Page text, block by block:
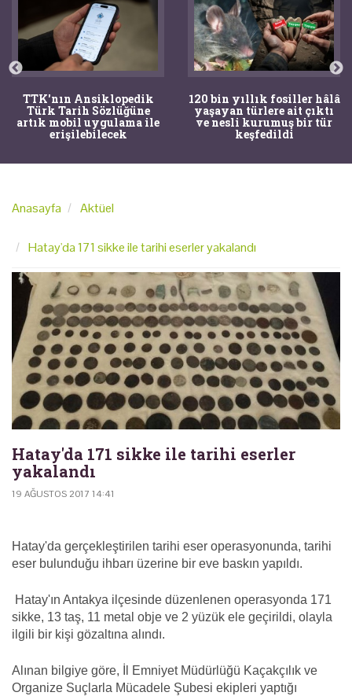
TTK'nın Ansiklopedik
Türk Tarih Sözlüğüne
artık mobil uygulama ile
erişilebilecek
120 bin yıllık fosiller hâlâ
yaşayan türlere ait çıktı
ve nesli kurumuş bir tür
keşfedildi
Anasayfa Aktüel
Hatay'da 171 sikke ile tarihi eserler yakalandı
Hatay'da 171 sikke ile tarihi eserler
yakalandı
19 AĞUSTOS 2017 14:41
Hatay'da gerçekleştirilen tarihi eser operasyonunda, tarihi
eser bulunduğu ihbarı üzerine bir eve baskın yapıldı.
Hatay'ın Antakya ilçesinde düzenlenen operasyonda 171
sikke, 13 taş, 11 metal obje ve 2 yüzük ele geçirildi, olayla
ilgili bir kişi gözaltına alındı.
Alınan bilgiye göre, İl Emniyet Müdürlüğü Kaçakçılık ve
Organize Suçlarla Mücadele Şubesi ekipleri yaptığı